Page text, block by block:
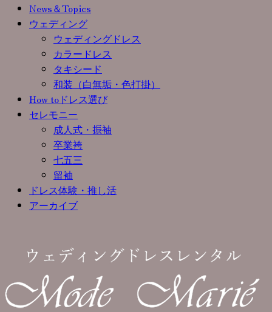
News＆Topics
ウェディング
ウェディングドレス
カラードレス
タキシード
和装（白無垢・色打掛）
How toドレス選び
セレモニー
成人式・振袖
卒業袴
七五三
留袖
ドレス体験・推し活
アーカイブ